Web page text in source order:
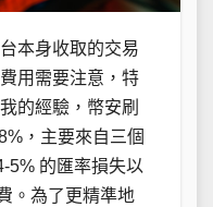
本身收取的交易
用需要注意，特
的經驗，幣安刷
，主要來自三個
5% 的匯率損失以
。為了更精準地